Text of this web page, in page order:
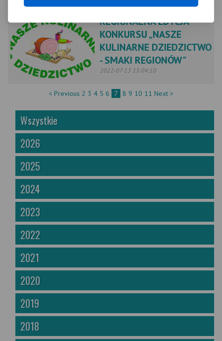
REGIONALNA EDYCJA
KONKURSU „NASZE
KULINARNE DZIEDZICTWO
- SMAKI REGIONÓW"
2022-07-13 15:04:10
< Previous 2 3 4 5 6 7 8 9 10 11 Next >
Wszystkie
2026
2025
2024
2023
2022
2021
2020
2019
2018